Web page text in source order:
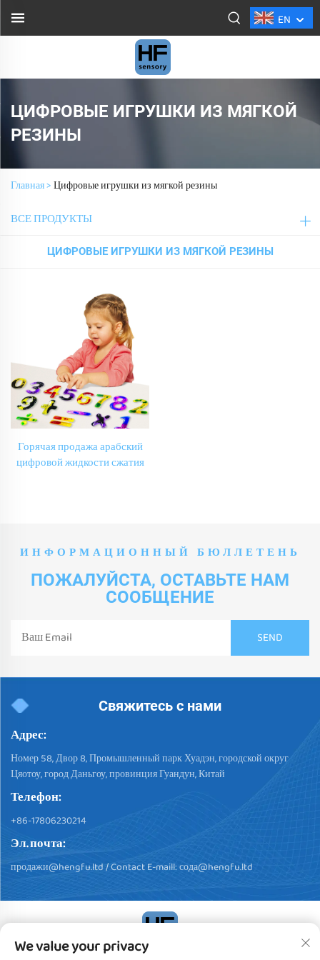
EN
ЦИФРОВЫЕ ИГРУШКИ ИЗ МЯГКОЙ
РЕЗИНЫ
Главная >Цифровые игрушки из мягкой резины
ВСЕ ПРОДУКТЫ
ЦИФРОВЫЕ ИГРУШКИ ИЗ МЯГКОЙ РЕЗИНЫ
Горячая продажа арабский
цифровой жидкости сжатия
ИНФОРМАЦИОННЫЙ БЮЛЛЕТЕНЬ
ПОЖАЛУЙСТА, ОСТАВЬТЕ НАМ
СООБЩЕНИЕ
Свяжитесь с нами
Адрес:
Номер 58, Двор 8, Промышленный парк Хуадэн, городской округ
Цяотоу, город Даньгоу, провинция Гуандун, Китай
Телефон:
+86-17806230214
Эл. почта:
продажи@hengfu.ltd/ Contact E-maill:сода@hengfu.ltd
We value your privacy